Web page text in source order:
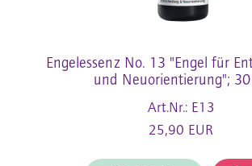
Engelessenz No. 13 "Engel für
und Neuorientierung"; 30
Art.Nr.: E13
25,90 EUR